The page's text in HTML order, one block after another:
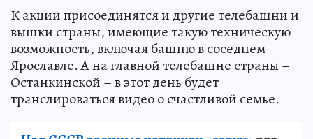
К акции присоединятся и другие телебашни и
вышки страны, имеющие такую техническую
возможность, включая башню в соседнем
Ярославле. А на главной телебашне страны –
Останкинской – в этот день будет
транслироваться видео о счастливой семье.